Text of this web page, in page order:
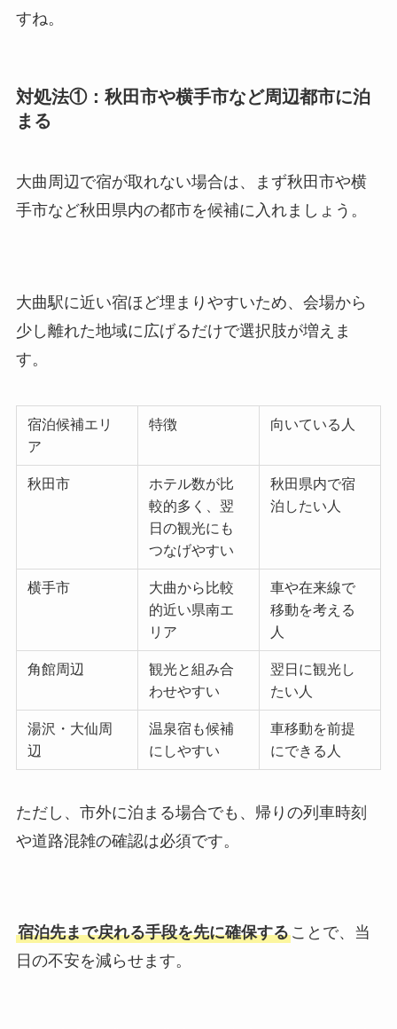
すね。
対処法①：秋田市や横手市など周辺都市に泊
まる
大曲周辺で宿が取れない場合は、まず秋田市や横
手市など秋田県内の都市を候補に入れましょう。
大曲駅に近い宿ほど埋まりやすいため、会場から
少し離れた地域に広げるだけで選択肢が増えま
す。
宿泊候補エリ
ア
特徴 向いている人
秋田市
ホテル数が比
較的多く、翌
日の観光にも
つなげやすい
秋田県内で宿
泊したい人
横手市
大曲から比較
的近い県南エ
リア
車や在来線で
移動を考える
人
角館周辺
観光と組み合
わせやすい
翌日に観光し
たい人
湯沢・大仙周
辺
温泉宿も候補
にしやすい
車移動を前提
にできる人
ただし、市外に泊まる場合でも、帰りの列車時刻
や道路混雑の確認は必須です。
宿泊先まで戻れる手段を先に確保することで、当
日の不安を減らせます。